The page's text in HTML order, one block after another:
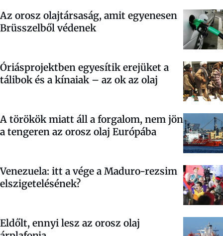
Az orosz olajtársaság, amit egyenesen
Brüsszelből védenek
Óriásprojektben egyesítik erejüket a
tálibok és a kínaiak – az ok az olaj
A törökök miatt áll a forgalom, nem jön
a tengeren az orosz olaj Európába
Venezuela: itt a vége a Maduro-rezsim
elszigetelésének?
Eldőlt, ennyi lesz az orosz olaj